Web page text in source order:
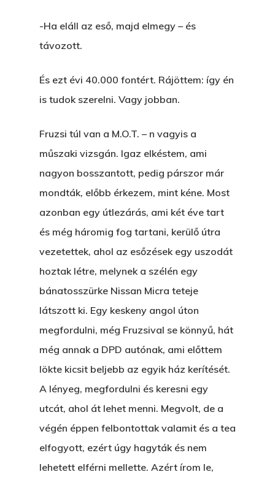
-Ha eláll az eső, majd elmegy – és
távozott.
És ezt évi 40.000 fontért. Rájöttem: így én
is tudok szerelni. Vagy jobban.
Fruzsi túl van a M.O.T. – n vagyis a
műszaki vizsgán. Igaz elkéstem, ami
nagyon bosszantott, pedig párszor már
mondták, előbb érkezem, mint kéne. Most
azonban egy útlezárás, ami két éve tart
és még háromig fog tartani, kerülő útra
vezetettek, ahol az esőzések egy uszodát
hoztak létre, melynek a szélén egy
bánatosszürke Nissan Micra teteje
látszott ki. Egy keskeny angol úton
megfordulni, még Fruzsival se könnyű, hát
még annak a DPD autónak, ami előttem
lökte kicsit beljebb az egyik ház kerítését.
A lényeg, megfordulni és keresni egy
utcát, ahol át lehet menni. Megvolt, de a
végén éppen felbontottak valamit és a tea
elfogyott, ezért úgy hagyták és nem
lehetett elférni mellette. Azért írom le,